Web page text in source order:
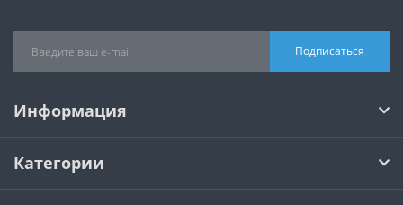
Подписаться
Информация
Категории